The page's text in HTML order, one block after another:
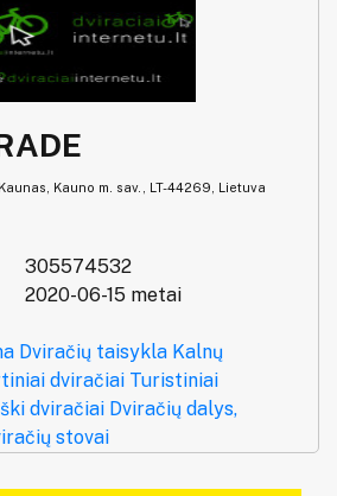
Kauno m. sav., LT-44269, Lietuva
305574532
2020-06-15 metai
Dviračių taisykla Kalnų
dviračiai Turistiniai
dviračiai Dviračių dalys,
stovai